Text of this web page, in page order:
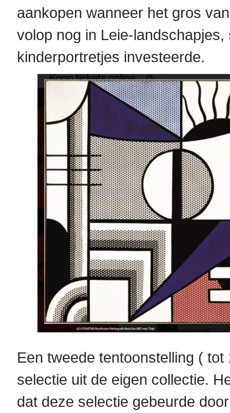
aankopen wanneer het gros
volop nog in Leie-landschapjes,
kinderportretjes investeerde.
Een tweede tentoonstelling ( tot
selectie uit de eigen collectie.
dat deze selectie gebeurde